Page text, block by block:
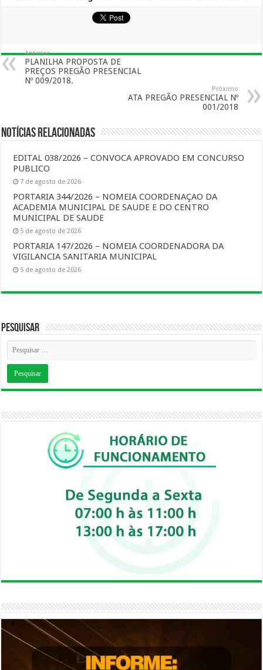
Anterior
PLANILHA PROPOSTA DE
PREÇOS PREGÃO PRESENCIAL
Nº 009/2018.
Próximo
ATA PREGÃO PRESENCIAL Nº
001/2018
Notícias Relacionadas
EDITAL 038/2026 – CONVOCA APROVADO EM CONCURSO
PUBLICO
7 de agosto de 2026
PORTARIA 344/2026 – NOMEIA COORDENAÇAO DA
ACADEMIA MUNICIPAL DE SAUDE E DO CENTRO
MUNICIPAL DE SAUDE
5 de agosto de 2026
PORTARIA 147/2026 – NOMEIA COORDENADORA DA
VIGILANCIA SANITARIA MUNICIPAL
5 de agosto de 2026
Pesquisar